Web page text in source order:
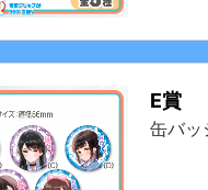
E賞
缶バッ